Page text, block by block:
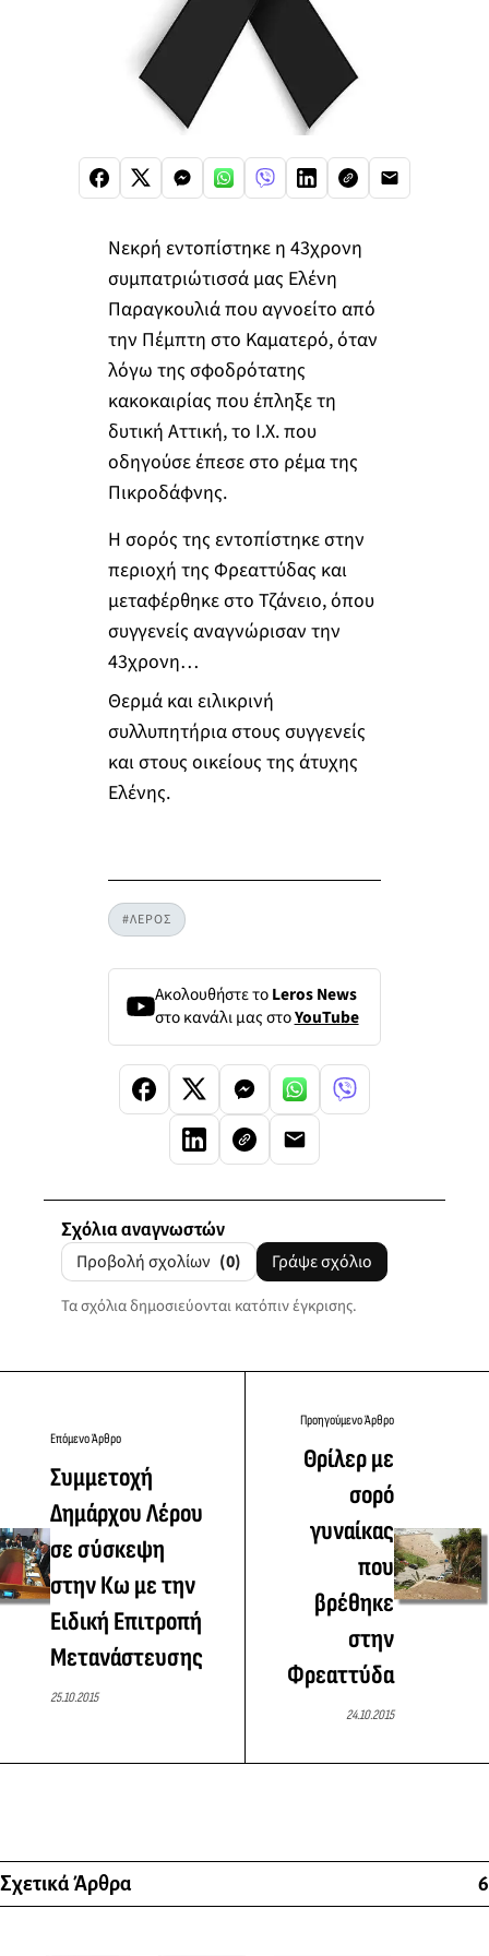
Νεκρή εντοπίστηκε η 43χρονη
συμπατριώτισσά μας Ελένη
Παραγκουλιά που αγνοείτο από
την Πέμπτη στο Καματερό, όταν
λόγω της σφοδρότατης
κακοκαιρίας που έπληξε τη
δυτική Αττική, το Ι.Χ. που
οδηγούσε έπεσε στο ρέμα της
Πικροδάφνης.
Η σορός της εντοπίστηκε στην
περιοχή της Φρεαττύδας και
μεταφέρθηκε στο Τζάνειο, όπου
συγγενείς αναγνώρισαν την
43χρονη…
Θερμά και ειλικρινή
συλλυπητήρια στους συγγενείς
και στους οικείους της άτυχης
Ελένης.
#ΛΕΡΟΣ
Ακολουθήστε τοLeros News
στο κανάλι μας στοYouTube
Σχόλια αναγνωστών
Προβολή σχολίων (0) Γράψε σχόλιο
Τα σχόλια δημοσιεύονται κατόπιν έγκρισης.
Επόμενο Άρθρο
Συμμετοχή
Δημάρχου Λέρου
σε σύσκεψη
στην Κω με την
Ειδική Επιτροπή
Μετανάστευσης
25.10.2015
Προηγούμενο Άρθρο
Θρίλερ με
σορό
γυναίκας
που
βρέθηκε
στην
Φρεαττύδα
24.10.2015
Σχετικά Άρθρα 6